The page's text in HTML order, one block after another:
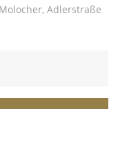
haben. Es
- alles darf
Adlerstraße